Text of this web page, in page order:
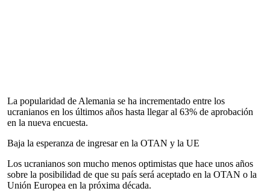
La popularidad de Alemania se ha incrementado entre los
ucranianos en los últimos años hasta llegar al 63% de aprobación
en la nueva encuesta.
Baja la esperanza de ingresar en la OTAN y la UE
Los ucranianos son mucho menos optimistas que hace unos años
sobre la posibilidad de que su país será aceptado en la OTAN o la
Unión Europea en la próxima década.